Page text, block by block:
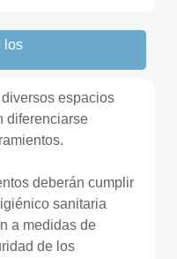
los
espacios
diferenciarse
deberán cumplir
sanitaria
a medidas de
de los